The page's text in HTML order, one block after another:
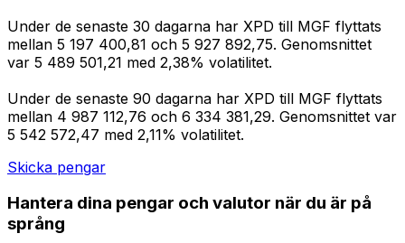
Under de senaste 30 dagarna har XPD till MGF flyttats
mellan 5 197 400,81 och 5 927 892,75. Genomsnittet
var 5 489 501,21 med 2,38% volatilitet.
Under de senaste 90 dagarna har XPD till MGF flyttats
mellan 4 987 112,76 och 6 334 381,29. Genomsnittet var
5 542 572,47 med 2,11% volatilitet.
Skicka pengar
Hantera dina pengar och valutor när du är på
språng